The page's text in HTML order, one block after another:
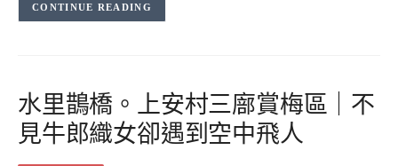
CONTINUE READING
水里鵲橋。上安村三廍賞梅區｜不
見牛郎織女卻遇到空中飛人